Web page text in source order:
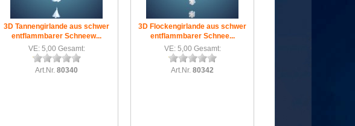
3D Tannengirlande aus schwer
entflammbarer Schneew...
VE: 5,00 Gesamt:
Art.Nr. 80340
3D Flockengirlande aus schwer
entflammbarer Schnee...
VE: 5,00 Gesamt:
Art.Nr. 80342